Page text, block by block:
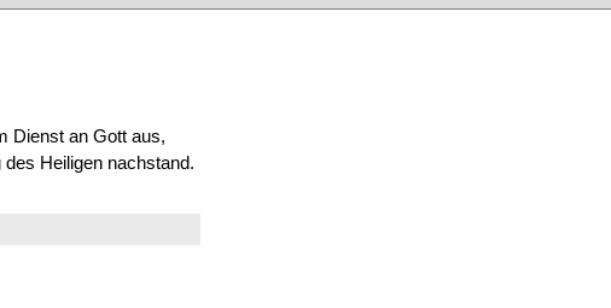
Dienst an Gott aus,
Heiligen nachstand.